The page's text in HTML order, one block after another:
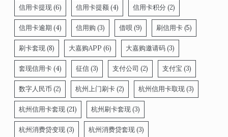
信用卡提现(6) 信用卡提额(4) 信用卡积分 (2)
信用卡逾期 (4) 信用购 (3) 借呗(9) 刷信用卡(5)
刷卡套现(8) 大嘉购APP (6) 大嘉购邀请码(3)
套现信用卡(4) 征信(3) 支付公司 (2) 支付宝(3)
数字人民币 (2) 杭州上门刷卡(2) 杭州信用卡取现(3)
杭州信用卡套现(21) 杭州刷卡套现(3)
杭州消费贷变现(3) 杭州消费贷套现(3)